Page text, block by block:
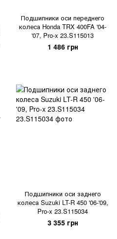
Подшипники оси переднего
колеса Honda TRX 400FA '04-
'07, Pro-x 23.S115013
1 486 грн
Подшипники оси заднего
колеса Suzuki LT-R 450 '06-'09,
Pro-x 23.S115034
3 355 грн